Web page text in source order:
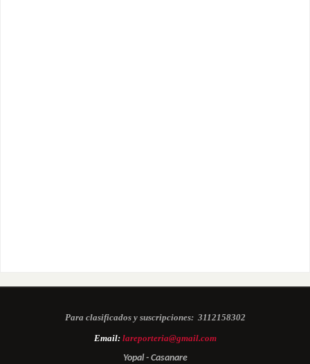
Para clasificados y suscripciones: 3112158302
Email: lareporteria@gmail.com
Yopal - Casanare